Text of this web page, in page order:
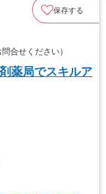
保存する
合せください）
薬局でスキルア